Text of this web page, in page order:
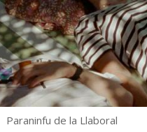
Paraninfu de la Llaboral